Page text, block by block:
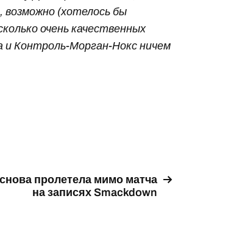
возможно (хотелось бы
очень качественных
и Контроль-Морган-Нокс ничем
пролетела мимо матча
на записях Smackdown